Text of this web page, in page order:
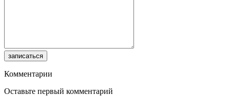
записаться
Комментарии
Оставьте первый комментарий